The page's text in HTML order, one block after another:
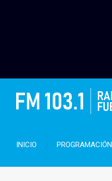
INICIO PROGRAMACIÓN